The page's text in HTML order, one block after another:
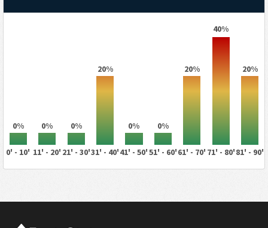
0% 0% 0%
20%
0% 0%
20%
40%
20%
0' - 10' 11' - 20' 21' - 30'31' - 40'41' - 50'51' - 60'61' - 70' 71' - 80'81' - 90'